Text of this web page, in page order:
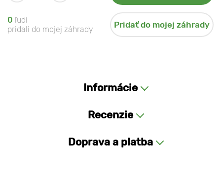
0 ľudí
pridali do mojej záhrady
Pridať do mojej záhrady
Informácie
Recenzie
Doprava a platba